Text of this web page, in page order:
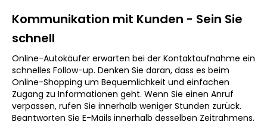
Kommunikation mit Kunden - Sein Sie
schnell
Online-Autokäufer erwarten bei der Kontaktaufnahme ein
schnelles Follow-up. Denken Sie daran, dass es beim
Online-Shopping um Bequemlichkeit und einfachen
Zugang zu Informationen geht. Wenn Sie einen Anruf
verpassen, rufen Sie innerhalb weniger Stunden zurück.
Beantworten Sie E-Mails innerhalb desselben Zeitrahmens.